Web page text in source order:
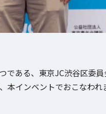
である、東京JC渋谷区委
本インベントでおこなわれ